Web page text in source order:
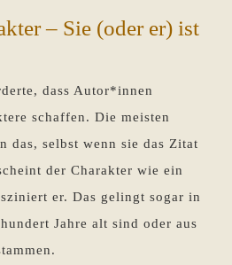
– Sie (oder er) ist
dass Autor*innen
schaffen. Die meisten
das, selbst wenn sie das Zitat
der Charakter wie ein
er. Das gelingt sogar in
Jahre alt sind oder aus